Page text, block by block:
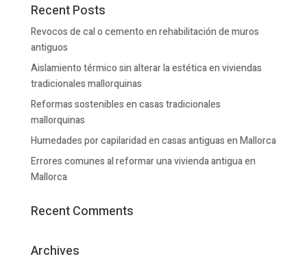
Recent Posts
Revocos de cal o cemento en rehabilitación de muros
antiguos
Aislamiento térmico sin alterar la estética en viviendas
tradicionales mallorquinas
Reformas sostenibles en casas tradicionales
mallorquinas
Humedades por capilaridad en casas antiguas en Mallorca
Errores comunes al reformar una vivienda antigua en
Mallorca
Recent Comments
Archives